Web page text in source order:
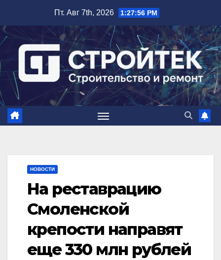
содержимому
Пт. Авг 7th, 2026 1:27:57 PM
НОВОСТИ
На реставрацию
Смоленской
крепости направят
еще 330 млн рублей